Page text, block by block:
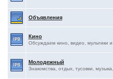
Объявления
Кино
Обсуждаем кино, видео, мультики и
Молодежный
Знакомства, отдых, тусовки,